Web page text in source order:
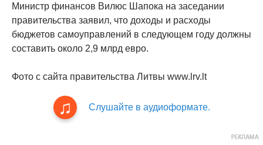
Министр финансов Вилюс Шапока на заседании
правительства заявил, что доходы и расходы
бюджетов самоуправлений в следующем году должны
составить около 2,9 млрд евро.
Фото с сайта правительства Литвы www.lrv.lt
Слушайте в аудиоформате.